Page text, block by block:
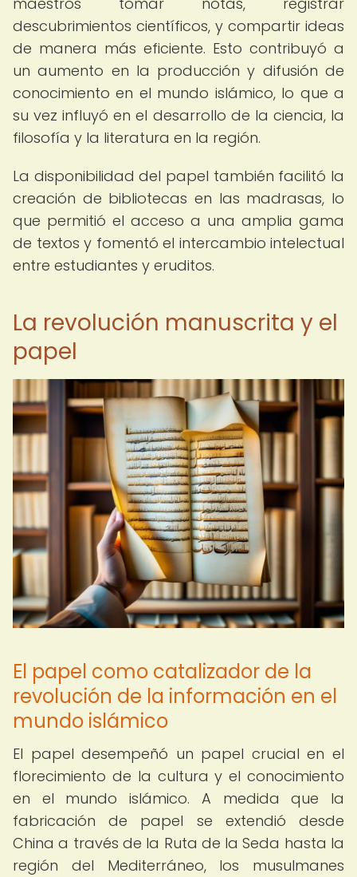
descubrimientos científicos, y compartir ideas
de manera más eficiente. Esto contribuyó a
un aumento en la producción y difusión de
conocimiento en el mundo islámico, lo que a
su vez influyó en el desarrollo de la ciencia, la
filosofía y la literatura en la región.
La disponibilidad del papel también facilitó la
creación de bibliotecas en las madrasas, lo
que permitió el acceso a una amplia gama
de textos y fomentó el intercambio intelectual
entre estudiantes y eruditos.
La revolución manuscrita y el
papel
El papel como catalizador de la
revolución de la información en el
mundo islámico
El papel desempeñó un papel crucial en el
florecimiento de la cultura y el conocimiento
en el mundo islámico. A medida que la
fabricación de papel se extendió desde
China a través de la Ruta de la Seda hasta la
región del Mediterráneo, los musulmanes